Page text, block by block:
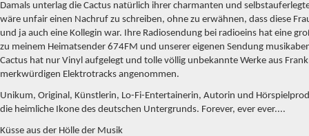
Damals unterlag die Cactus natürlich ihrer charmanten und
wäre unfair einen Nachruf zu schreiben, ohne zu erwähnen, dass diese
und ja auch eine Kollegin war. Ihre Radiosendung bei radioeins hat eine
zu meinem Heimatsender 674FM und unserer eigenen Sendung
Cactus hat nur Vinyl aufgelegt und tolle völlig unbekannte Werke aus
merkwürdigen Elektrotracks angenommen.
Unikum, Original, Künstlerin, Lo-Fi-Entertainerin, Autorin und
die heimliche Ikone des deutschen Untergrunds. Forever, ever ever....
Küsse aus der Hölle der Musik